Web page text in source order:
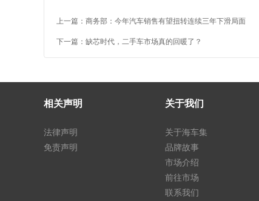
上一篇： 商务部：今年汽车销售有望扭转连续三年下滑局面
下一篇： 缺芯时代，二手车市场真的回暖了？
相关声明
法律声明
免责声明
关于我们
关于海车集
品牌故事
市场介绍
前往市场
联系我们